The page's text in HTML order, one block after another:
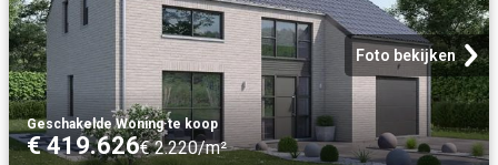
Foto bekijken
Geschakelde Woning·te koop
€ 419.626€ 2.220/m²